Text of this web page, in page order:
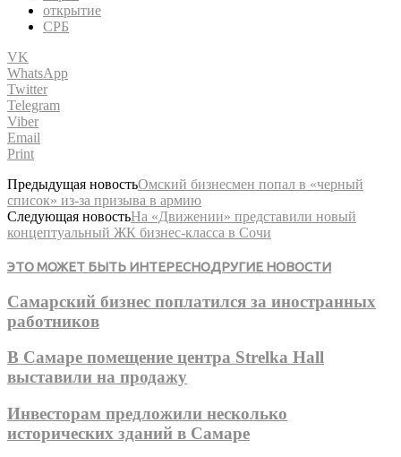
открытие
СРБ
VK
WhatsApp
Twitter
Telegram
Viber
Email
Print
Предыдущая новостьОмский бизнесмен попал в «черный
список» из-за призыва в армию
Следующая новостьНа «Движении» представили новый
концептуальный ЖК бизнес-класса в Сочи
ЭТО МОЖЕТ БЫТЬ ИНТЕРЕСНОДРУГИЕ НОВОСТИ
Самарский бизнес поплатился за иностранных
работников
В Самаре помещение центра Strelka Hall
выставили на продажу
Инвесторам предложили несколько
исторических зданий в Самаре